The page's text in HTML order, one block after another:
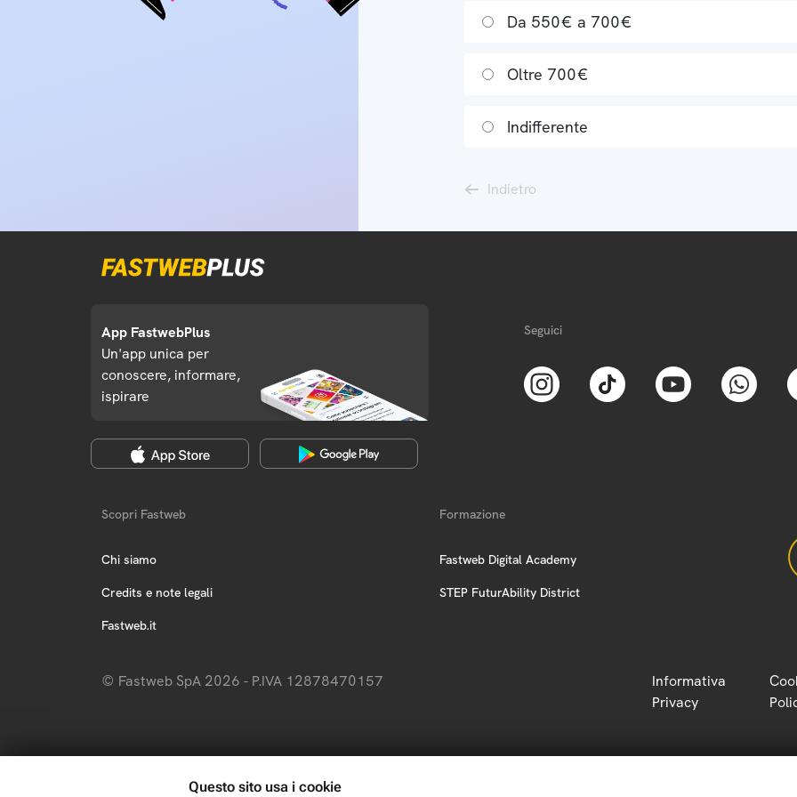
Da 550€ a 700€
Oltre 700€
Indifferente
Indietro
App FastwebPlus
Un'app unica per
conoscere, informare,
ispirare
Seguici
Scopri Fastweb
Chi siamo
Credits e note legali
Fastweb.it
Formazione
Fastweb Digital Academy
STEP FuturAbility District
© Fastweb SpA 2026 - P.IVA 12878470157
Informativa
Privacy